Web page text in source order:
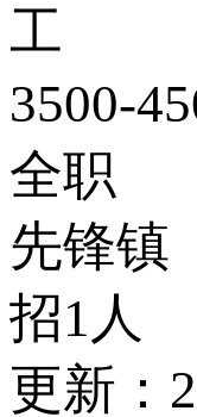
工
3500-
全职
先锋镇
招1人
更新：